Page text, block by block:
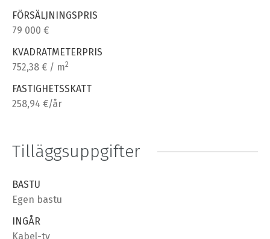
FÖRSÄLJNINGSPRIS
79 000 €
KVADRATMETERPRIS
752,38 € / m2
FASTIGHETSSKATT
258,94 €/år
Tilläggsuppgifter
BASTU
Egen bastu
INGÅR
Kabel-tv